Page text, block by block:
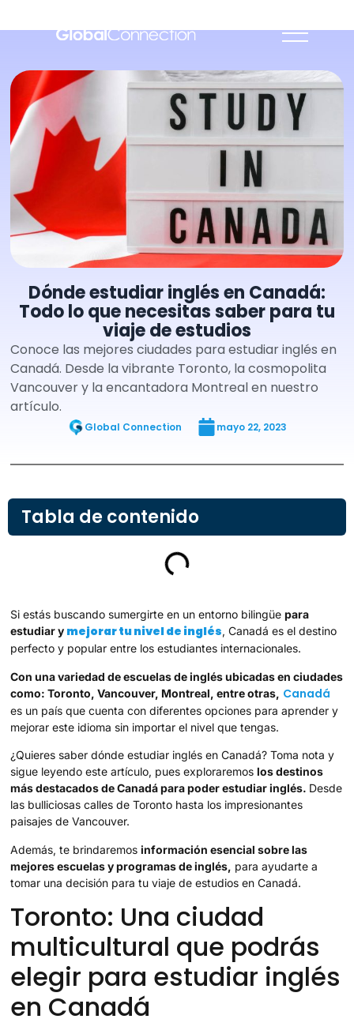
Dónde estudiar inglés en Canadá:
Todo lo que necesitas saber para tu
viaje de estudios
Conoce las mejores ciudades para estudiar inglés en
Canadá. Desde la vibrante Toronto, la cosmopolita
Vancouver y la encantadora Montreal en nuestro
artículo.
Global Connection mayo 22, 2023
Tabla de contenido
Si estás buscando sumergirte en un entorno bilingüepara
estudiar y mejorar tu nivel de inglés, Canadá es el destino
perfecto y popular entre los estudiantes internacionales.
Con una variedad de escuelas de inglés ubicadas en ciudades
como: Toronto, Vancouver, Montreal, entre otras, Canadá
es un país que cuenta con diferentes opciones para aprender y
mejorar este idioma sin importar el nivel que tengas.
¿Quieres saber dónde estudiar inglés en Canadá? Toma nota y
sigue leyendo este artículo, pues exploraremoslos destinos
más destacados de Canadá para poder estudiar inglés. Desde
las bulliciosas calles de Toronto hasta los impresionantes
paisajes de Vancouver.
Además, te brindaremosinformación esencial sobre las
mejores escuelas y programas de inglés, para ayudarte a
tomar una decisión para tu viaje de estudios en Canadá.
Toronto: Una ciudad
multicultural que podrás
elegir para estudiar inglés
en Canadá